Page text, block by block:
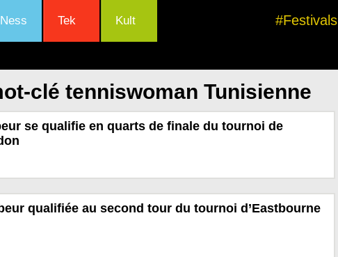
Ness Tek Kult #Festivals
clé tenniswoman Tunisienne
se qualifie en quarts de finale du tournoi de
qualifiée au second tour du tournoi d’Eastbourne